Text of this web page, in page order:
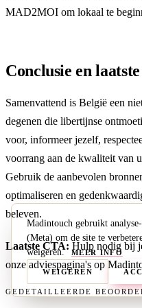
MAD2MOI om lokaal te
Conclusie en
Samenvattend is België een
degenen die libertijnse
voor, informeer jezelf,
voorrang aan de kwaliteit van
Gebruik de aanbevolen
optimaliseren en
beleven.
Laatste CTA: Hulp nodig bij
onze adviespagina's op
GEDETAILLEERDE
Madintouch gebruikt
(Meta) om de site te
weigeren. MEER INFO
WEIGEREN